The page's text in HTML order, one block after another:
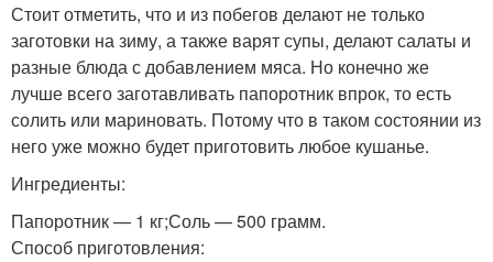
Стоит отметить, что и из побегов делают не только
заготовки на зиму, а также варят супы, делают салаты и
разные блюда с добавлением мяса. Но конечно же
лучше всего заготавливать папоротник впрок, то есть
солить или мариновать. Потому что в таком состоянии из
него уже можно будет приготовить любое кушанье.
Ингредиенты:
Папоротник — 1 кг;Соль — 500 грамм.
Способ приготовления: